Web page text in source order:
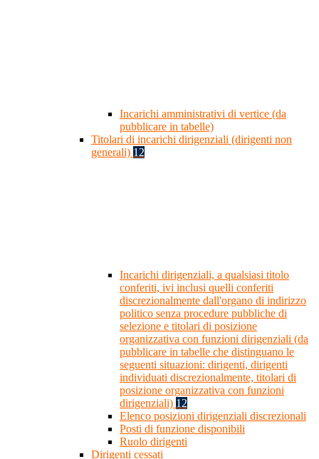
Incarichi amministrativi di vertice (da
pubblicare in tabelle)
Titolari di incarichi dirigenziali (dirigenti non
generali) 12
Incarichi dirigenziali, a qualsiasi titolo
conferiti, ivi inclusi quelli conferiti
discrezionalmente dall'organo di indirizzo
politico senza procedure pubbliche di
selezione e titolari di posizione
organizzativa con funzioni dirigenziali (da
pubblicare in tabelle che distinguano le
seguenti situazioni: dirigenti, dirigenti
individuati discrezionalmente, titolari di
posizione organizzativa con funzioni
dirigenziali) 12
Elenco posizioni dirigenziali discrezionali
Posti di funzione disponibili
Ruolo dirigenti
Dirigenti cessati